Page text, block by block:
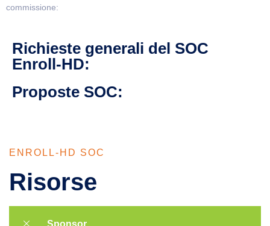
commissione:
Richieste generali del SOC
Enroll-HD:
Proposte SOC:
ENROLL-HD SOC
Risorse
Sponsor